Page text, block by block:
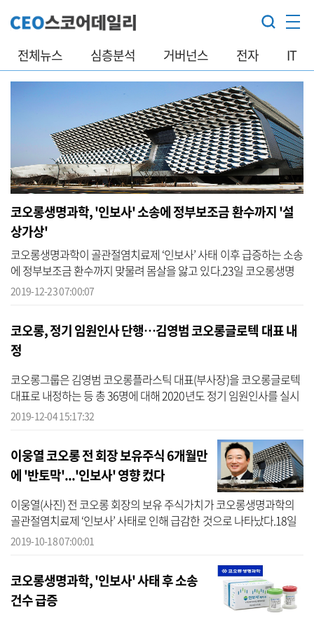
전체뉴스 심층분석 거버넌스 전자 IT
코오롱생명과학, '인보사' 소송에 정부보조금 환수까지 '설
상가상'
코오롱생명과학이 골관절염치료제 ‘인보사’ 사태 이후 급증하는 소송
에 정부보조금 환수까지 맞물려 몸살을 앓고 있다.23일 코오롱생명
과학 사업보고서에 따르면 올해 5월부터 11월 1일까지 코오롱생명과
2019-12-23 07:00:07
코오롱, 정기 임원인사 단행…김영범 코오롱글로텍 대표 내
정
코오롱그룹은 김영범 코오롱플라스틱 대표(부사장)을 코오롱글로텍
대표로 내정하는 등 총 36명에 대해 2020년도 정기 임원인사를 실시
했다고 4일 밝혔다.코오롱플라스틱 대표에는 같은 회사의 방민수 전
2019-12-04 15:17:32
이웅열 코오롱 전 회장 보유주식 6개월만
에 '반토막'...'인보사' 영향 컸다
이웅열(사진) 전 코오롱 회장의 보유 주식가치가 코오롱생명과학의
골관절염치료제 ‘인보사’ 사태로 인해 급감한 것으로 나타났다.18일
기업평가사이트 CEO스코어가 59개 대기업집단 중 총수가 있는 51개
2019-10-18 07:00:01
코오롱생명과학, '인보사' 사태 후 소송
건수 급증